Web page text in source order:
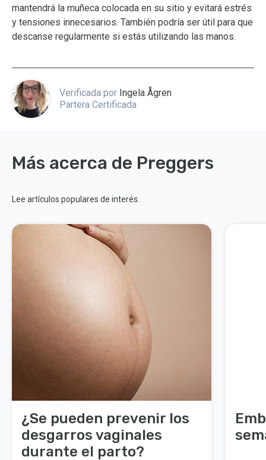
mantendrá la muñeca colocada en su sitio y evitará estrés
y tensiones innecesarios. También podría ser útil para que
descanse regularmente si estás utilizando las manos.
Verificada por Ingela Ågren
Partera Certificada
Más acerca de Preggers
Lee artículos populares de interés.
¿Se pueden prevenir los
desgarros vaginales
durante el parto?